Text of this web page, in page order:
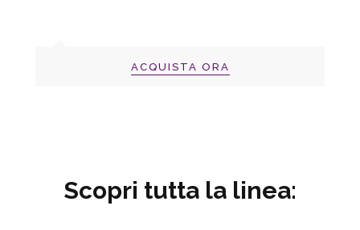
ACQUISTA ORA
Scopri tutta la linea: